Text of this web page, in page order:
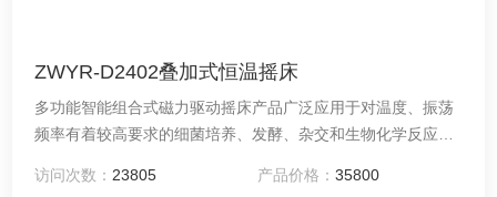
ZWYR-D2402叠加式恒温摇床
多功能智能组合式磁力驱动摇床产品广泛应用于对温度、振荡
频率有着较高要求的细菌培养、发酵、杂交和生物化学反应以
品、环保等研究应用领域有着广泛而重要的应用。
访问次数： 23805 产品价格： 35800